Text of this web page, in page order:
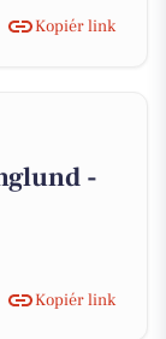
Kopiér link
-
Kopiér link